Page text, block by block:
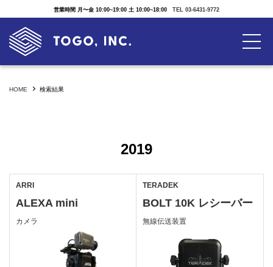
営業時間 月〜金 10:00~19:00 土 10:00~18:00 TEL 03-6431-9772
HOME 検索結果
2019
ARRI
ALEXA mini
カメラ
TERADEK
BOLT 10K レシーバー
無線伝送装置